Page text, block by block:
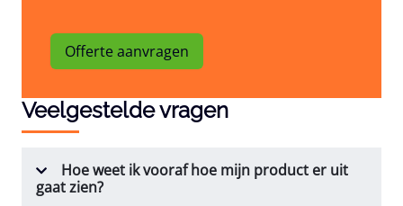
Offerte aanvragen
Veelgestelde vragen
Hoe weet ik vooraf hoe mijn product er uit
gaat zien?